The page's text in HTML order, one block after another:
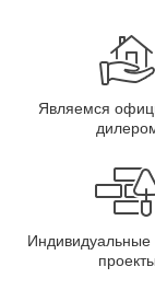
Являемся
Индивидуальные
проекты